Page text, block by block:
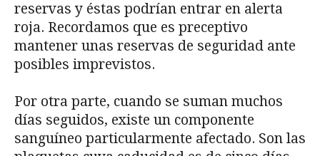
reservas y éstas podrían entrar en alerta
roja. Recordamos que es preceptivo
mantener unas reservas de seguridad ante
posibles imprevistos.
Por otra parte, cuando se suman muchos
días seguidos, existe un componente
sanguíneo particularmente afectado. Son las